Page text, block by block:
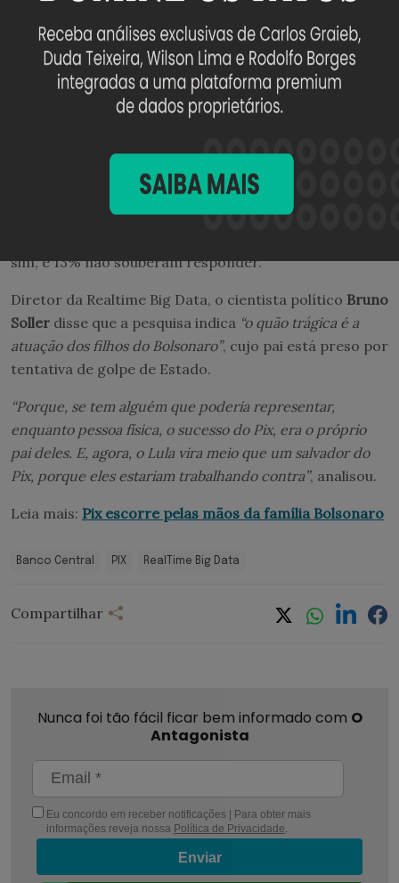
nacional”
. Outros 42% escolheram a opção
“é
oportunista, atua de olho na reeleição”
— 10% não
souberam responder.
Diante da associação da família Bolsonaro com o
com o Pix, o instituto também questionou se
corre o risco de ficar sem o Pix se Lula perder a
sim, e 13% não souberam responder.
Diretor da Realtime Big Data, o cientista político Bruno
Soller disse que a pesquisa indica “o quão trágica é a
atuação dos filhos do Bolsonaro”, cujo pai está preso por
tentativa de golpe de Estado.
“Porque, se tem alguém que poderia representar,
enquanto pessoa física, o sucesso do Pix, era o próprio
pai deles. E, agora, o Lula vira meio que um salvador do
Pix, porque eles estariam trabalhando contra”, analisou.
Leia mais: Pix escorre pelas mãos da família Bolsonaro
Banco Central PIX RealTime Big Data
Compartilhar
Nunca foi tão fácil ficar bem informado com O
Antagonista
Eu concordo em receber notificações | Para obter mais
informações reveja nossa Política de Privacidade
Enviar